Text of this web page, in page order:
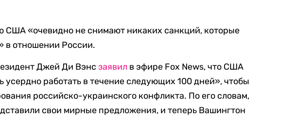
США «очевидно не снимают никаких санкций, которые
в отношении России.
Джей Ди Вэнсзаявил в эфире Fox News, что США
усердно работать в течение следующих 100 дней», чтобы
российско-украинского конфликта. По его словам,
свои мирные предложения, и теперь Вашингтон